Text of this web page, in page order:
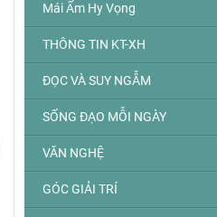
Mái Ấm Hy Vọng
THÔNG TIN KT-XH
ĐỌC VÀ SUY NGẪM
SỐNG ĐẠO MỖI NGÀY
VĂN NGHỆ
GÓC GIẢI TRÍ